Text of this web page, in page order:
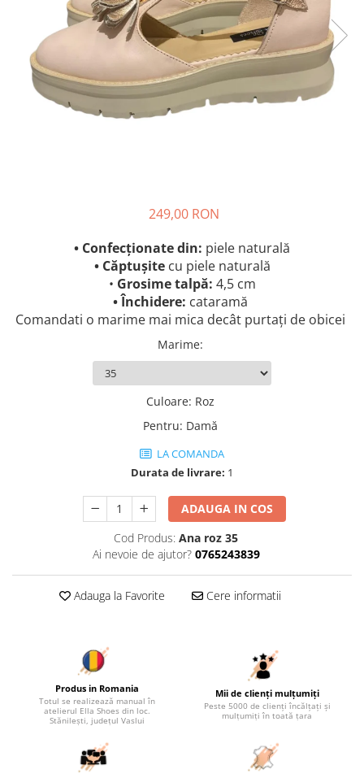
249,00 RON
• Confecționate din: piele naturală
• Căptușite cu piele naturală
• Grosime talpă: 4,5 cm
• Închidere: cataramă
Comandati o marime mai mica decât purtați de obicei
Marime:
Culoare: Roz
Pentru: Damă
LA COMANDA
Durata de livrare: 1
ADAUGA IN COS
Cod Produs: Ana roz 35
Ai nevoie de ajutor? 0765243839
Adauga la Favorite Cere informatii
Produs in Romania
Totul se realizează manual în
atelierul Ella Shoes din loc.
Stănilești, județul Vaslui
Mii de clienți mulțumiți
Peste 5000 de clienți încălțați și
mulțumiți în toată țara